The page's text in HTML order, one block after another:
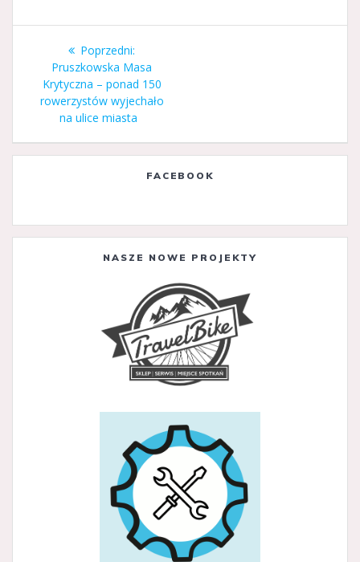
Nawigacja
wpisu
Poprzedni:
wpis:
Pruszkowska Masa
Krytyczna – ponad 150
rowerzystów wyjechało
na ulice miasta
FACEBOOK
NASZE NOWE PROJEKTY